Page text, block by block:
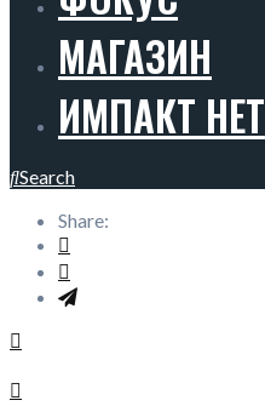
МАГАЗИН
ИМПАКТ НЕТ
Search
Share: